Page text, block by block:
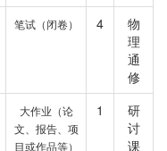
笔试（闭卷） 4
物
理
通
修
大作业（论
文、报告、项
目或作品等）
1
研
讨
课